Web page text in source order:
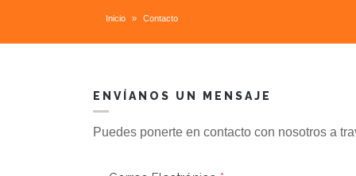
Inicio Contacto
ENVÍANOS UN MENSAJE
Puedes ponerte en contacto con nosotros a